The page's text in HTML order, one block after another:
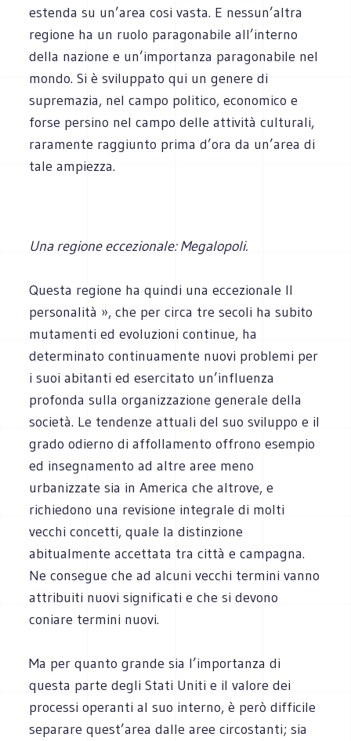
estenda su un’area cosi vasta. E nessun’altra
regione ha un ruolo paragonabile all’interno
della nazione e un’importanza paragonabile nel
mondo. Si è sviluppato qui un genere di
supremazia, nel campo politico, economico e
forse persino nel campo delle attività culturali,
raramente raggiunto prima d’ora da un’area di
tale ampiezza.
Una regione eccezionale: Megalopoli.
Questa regione ha quindi una eccezionale Il
personalità », che per circa tre secoli ha subito
mutamenti ed evoluzioni continue, ha
determinato continuamente nuovi problemi per
i suoi abitanti ed esercitato un’influenza
profonda sulla organizzazione generale della
società. Le tendenze attuali del suo sviluppo e il
grado odierno di affollamento offrono esempio
ed insegnamento ad altre aree meno
urbanizzate sia in America che altrove, e
richiedono una revisione integrale di molti
vecchi concetti, quale la distinzione
abitualmente accettata tra città e campagna.
Ne consegue che ad alcuni vecchi termini vanno
attribuiti nuovi significati e che si devono
coniare termini nuovi.
Ma per quanto grande sia l’importanza di
questa parte degli Stati Uniti e il valore dei
processi operanti al suo interno, è però difficile
separare quest’area dalle aree circostanti; sia